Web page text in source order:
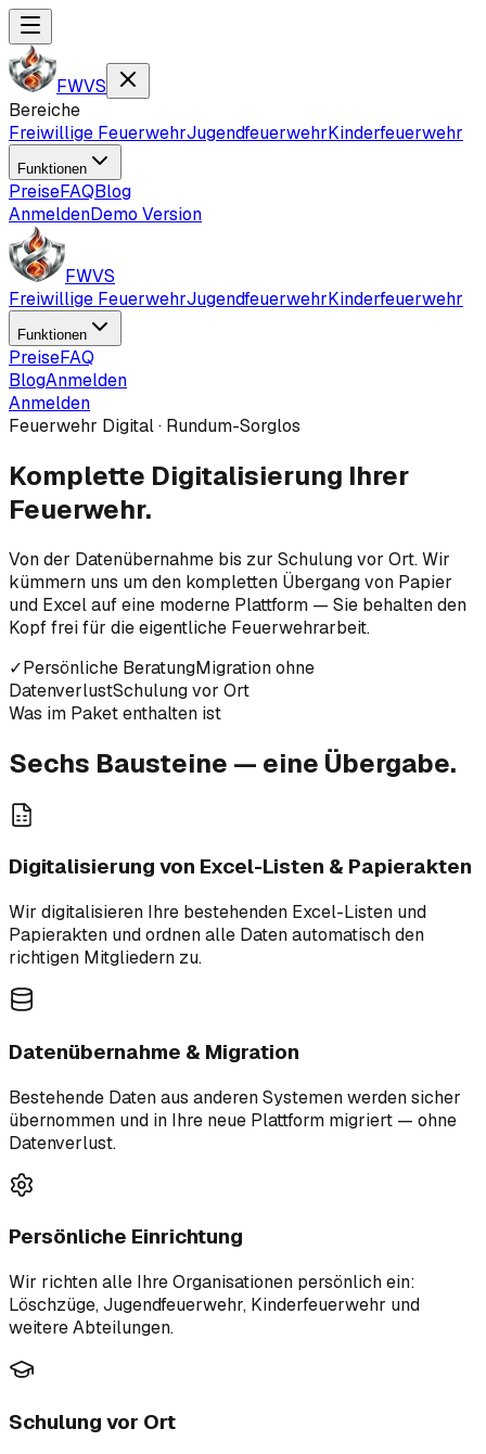
FWVS
Bereiche
Freiwillige FeuerwehrJugendfeuerwehrKinderfeuerwehr
Funktionen
PreiseFAQBlog
AnmeldenDemo Version
FWVS
Freiwillige FeuerwehrJugendfeuerwehrKinderfeuerwehr
Funktionen
PreiseFAQ
BlogAnmelden
Anmelden
Feuerwehr Digital · Rundum-Sorglos
Komplette Digitalisierung Ihrer
Feuerwehr.
Von der Datenübernahme bis zur Schulung vor Ort. Wir
kümmern uns um den kompletten Übergang von Papier
und Excel auf eine moderne Plattform — Sie behalten den
Kopf frei für die eigentliche Feuerwehrarbeit.
✓Persönliche BeratungMigration ohne
DatenverlustSchulung vor Ort
Was im Paket enthalten ist
Sechs Bausteine — eine Übergabe.
Digitalisierung von Excel-Listen & Papierakten
Wir digitalisieren Ihre bestehenden Excel-Listen und
Papierakten und ordnen alle Daten automatisch den
richtigen Mitgliedern zu.
Datenübernahme & Migration
Bestehende Daten aus anderen Systemen werden sicher
übernommen und in Ihre neue Plattform migriert — ohne
Datenverlust.
Persönliche Einrichtung
Wir richten alle Ihre Organisationen persönlich ein:
Löschzüge, Jugendfeuerwehr, Kinderfeuerwehr und
weitere Abteilungen.
Schulung vor Ort